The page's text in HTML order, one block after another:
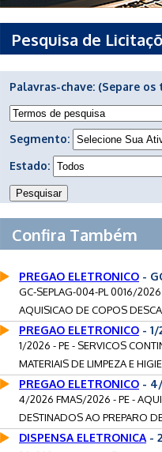
Pesquisa de
Palavras-chave: (Separe
Segmento:
Estado:
Confira Também
PREGAO ELETRONICO -
GC-SEPLAG-004-PL 0016/2026
AQUISICAO DE COPOS
PREGAO ELETRONICO - 1/
1/2026 - PE - SERVICOS
MATERIAIS DE LIMPEZA E
PREGAO ELETRONICO - 4/
4/2026 FMAS/2026 - PE -
DESTINADOS AO PREPARO
DISPENSA ELETRONICA -